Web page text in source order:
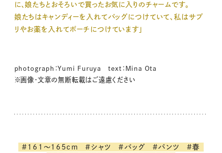
に、娘たちとおそろいで買ったお気に入りのチャームです。
娘たちはキャンディーを入れてバッグにつけていて、私はサプ
リやお薬を入れてポーチにつけています」
photograph：Yumi Furuya text：Mina Ota
※画像・文章の無断転載はご遠慮ください
#161～165cm #シャツ #バッグ #パンツ
#春